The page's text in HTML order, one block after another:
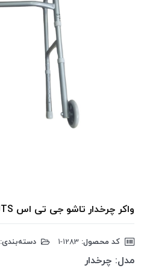
واکر چرخدار تاشو جی تی اس JTS (درجه یک)
کد محصول: دسته‌بندی:
مدل: چرخدار